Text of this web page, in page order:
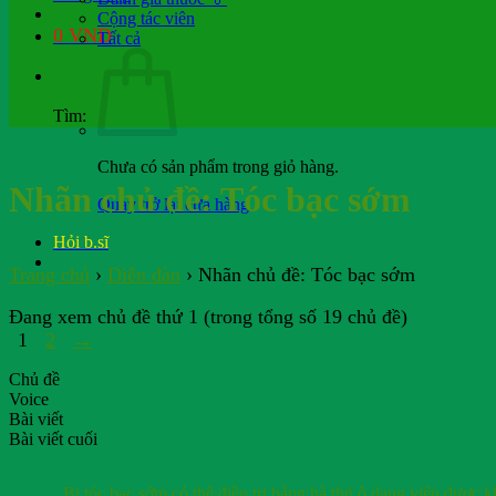
0 VND
Chưa có sản phẩm trong giỏ hàng.
Quay trở lại cửa hàng
Hỏi b.sĩ
Cộng tác viên
Tất cả
Tìm:
Nhãn chủ đề:Tóc bạc sớm
Trang chủ › Diễn đàn › Nhãn chủ đề: Tóc bạc sớm
Đang xem chủ đề thứ 1 (trong tổng số 19 chủ đề)
1
2 →
Chủ đề
Voice
Bài viết
Bài viết cuối